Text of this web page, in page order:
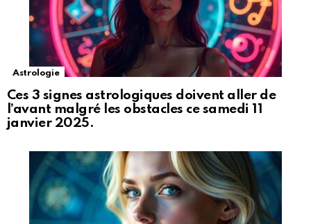
Astrologie
Ces 3 signes astrologiques doivent aller de
l’avant malgré les obstacles ce samedi 11
janvier 2025.